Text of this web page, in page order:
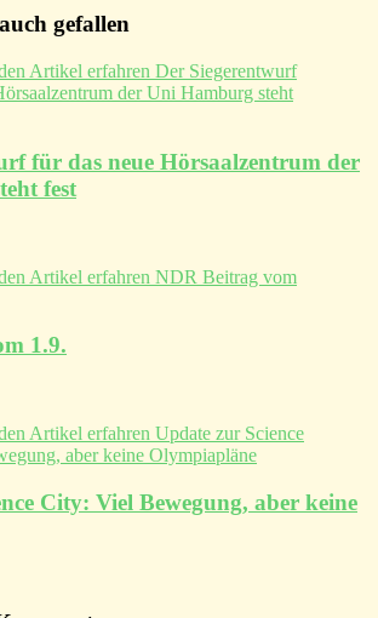
gefallen
für das neue Hörsaalzentrum der
fest
1.9.
City: Viel Bewegung, aber keine